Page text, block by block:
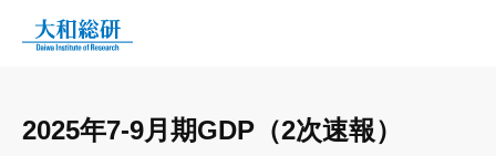
2025年7-9月期GDP（2次速報）